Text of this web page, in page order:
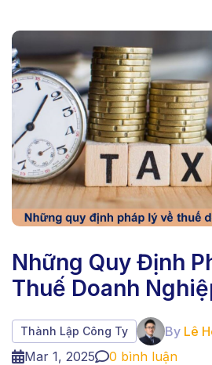
Những Quy Định
Thuế Doanh
Thành Lập Công Ty By Lê
Mar 1, 2025
0 bình luận